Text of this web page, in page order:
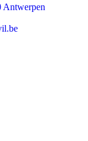
Antwerpen